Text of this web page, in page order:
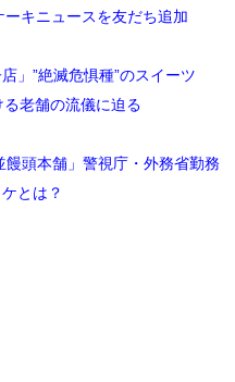
キニュースを友だち追加
」”絶滅危惧種”のスイーツ
る老舗の流儀に迫る
頭本舗」警視庁・外務省勤務
とは？